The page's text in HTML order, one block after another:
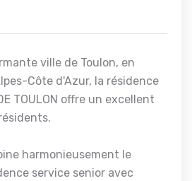
ville de Toulon, en
Côte d'Azur, la résidence
TOULON offre un excellent
harmonieusement le
service senior avec